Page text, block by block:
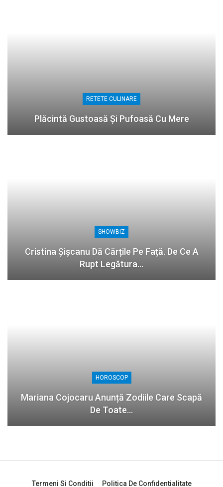
RETETE CULINARE
Plăcintă Gustoasă Și Pufoasă Cu Mere
SHOWBIZ
Cristina Șișcanu Dă Cărțile Pe Față. De Ce A
Rupt Legătura…
HOROSCOP
Mariana Cojocaru Anunță Zodiile Care Scapă
De Toate…
Termeni Si Conditii Politica De Confidentialitate